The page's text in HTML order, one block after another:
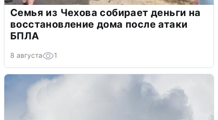
Семья из Чехова собирает деньги на
восстановление дома после атаки
БПЛА
8 августа 1